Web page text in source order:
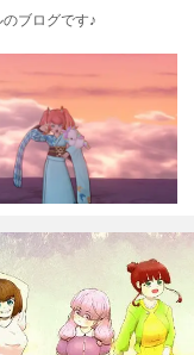
ブログです♪